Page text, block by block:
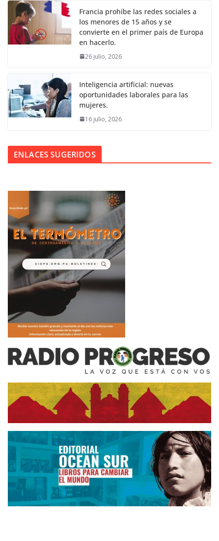
Francia prohíbe las redes sociales a
los menores de 15 años y se
convierte en el primer país de Europa
en hacerlo.
26 julio, 2026
Inteligencia artificial: nuevas
oportunidades laborales para las
mujeres.
16 julio, 2026
ENLACES SUGERIDOS